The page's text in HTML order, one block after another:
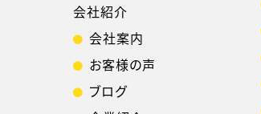
会社紹介
会社案内
お客様の声
ブログ